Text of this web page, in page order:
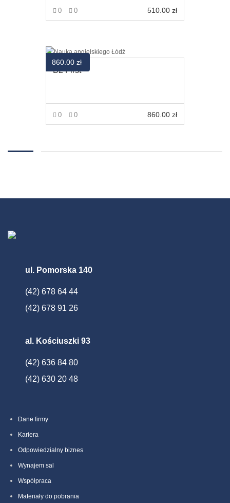
0 0 510.00 zł
860.00 zł
B2 First
0 0 860.00 zł
ul. Pomorska 140
(42) 678 64 44
(42) 678 91 26
al. Kościuszki 93
(42) 636 84 80
(42) 630 20 48
Dane firmy
Kariera
Odpowiedzialny biznes
Wynajem sal
Współpraca
Materiały do pobrania